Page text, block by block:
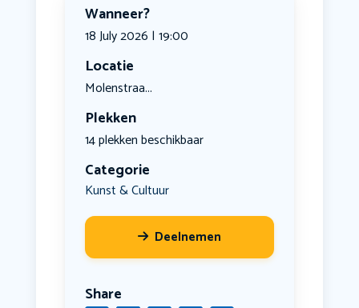
Wanneer?
18 July 2026 | 19:00
Locatie
Molenstraa...
Plekken
14 plekken beschikbaar
Categorie
Kunst & Cultuur
Deelnemen
Share